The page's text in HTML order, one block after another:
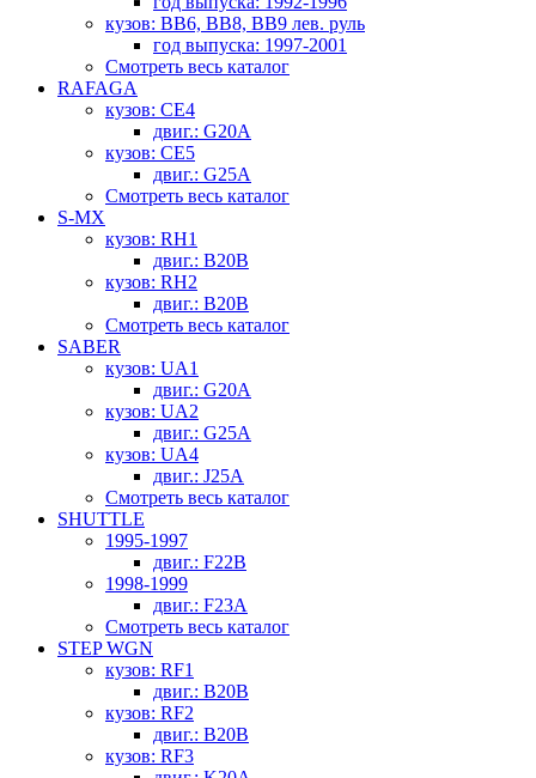
кузов: BB6, BB8, BB9 лев. руль
год выпуска: 1997-2001
Смотреть весь каталог
RAFAGA
кузов: CE4
двиг.: G20A
кузов: CE5
двиг.: G25A
Смотреть весь каталог
S-MX
кузов: RH1
двиг.: B20B
кузов: RH2
двиг.: B20B
Смотреть весь каталог
SABER
кузов: UA1
двиг.: G20A
кузов: UA2
двиг.: G25A
кузов: UA4
двиг.: J25A
Смотреть весь каталог
SHUTTLE
1995-1997
двиг.: F22B
1998-1999
двиг.: F23A
Смотреть весь каталог
STEP WGN
кузов: RF1
двиг.: B20B
кузов: RF2
двиг.: B20B
кузов: RF3